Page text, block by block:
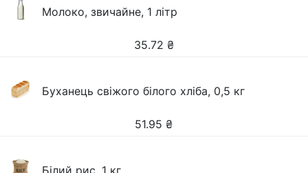
Молоко, звичайне, 1 літр
35.72 ₴
Буханець свіжого білого хліба, 0,5 кг
51.95 ₴
Білий рис, 1 кг